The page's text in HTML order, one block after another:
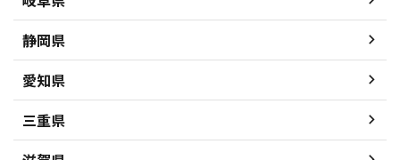
静岡県
愛知県
三重県